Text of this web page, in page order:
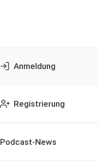
Anmeldung
Registrierung
Podcast-News